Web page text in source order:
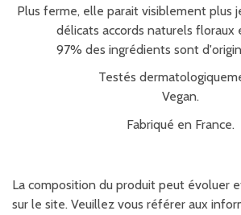
Plus ferme, elle parait visiblement plus
délicats accords naturels floraux
97% des ingrédients sont
Testés
Vegan.
Fabriqué en France.
La composition du produit peut évoluer
sur le site. Veuillez vous référer aux